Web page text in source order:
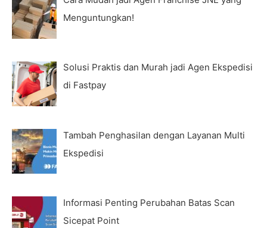
Menguntungkan!
Solusi Praktis dan Murah jadi Agen Ekspedisi
di Fastpay
Tambah Penghasilan dengan Layanan Multi
Ekspedisi
Informasi Penting Perubahan Batas Scan
Sicepat Point